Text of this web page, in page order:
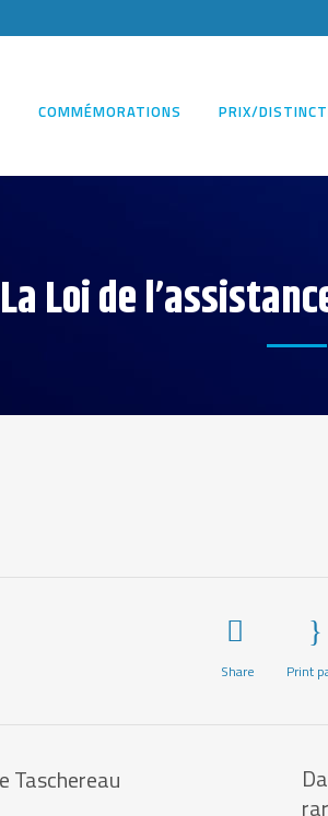
COMMÉMORATIONS PRIX/
La Loi de
Share Print